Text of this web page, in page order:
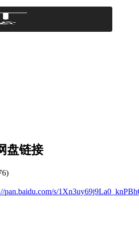
盘链接
pan.baidu.com/s/